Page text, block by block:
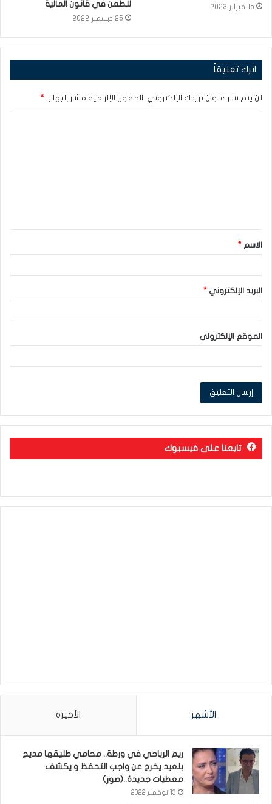
15 فبراير 2023 للطعن في قانون المالية
25 ديسمبر 2022
اترك تعليقاً
لن يتم نشر عنوان بريدك الإلكتروني. الحقول الإلزامية مشار إليها بـ *
ق
*الاسم *
البريد الإلكتروني *
الموقع الإلكتروني
تابعنا على فيسبوك
الأشهر الأخيرة
ريم الرياحي في ورطة.. محامي طليقها مديح
بلعيد يخرج عن واجب التحفظ و يكشف
معطيات جديدة..(صور)
13 نوفمبر 2022